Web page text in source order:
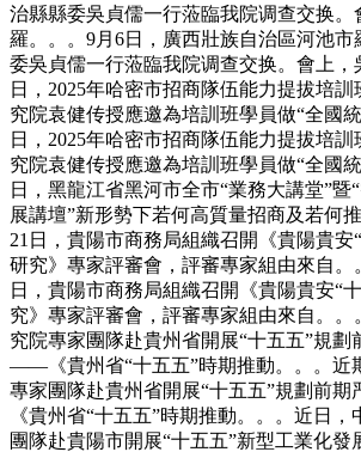
治縣縣委吳貞儒一行蒞臨我院调查交换。
羅。。。9月6日，廣西壯族自治區河池
委吳貞儒一行蒞臨我院调查交换。會上，
日，2025年哈密市招商隊伍能力提拔培
究院袁健传授應邀為培訓班學員做“全國
日，2025年哈密市招商隊伍能力提拔培
究院袁健传授應邀為培訓班學員做“全國
日，黑龍江省黑河市全市“業務大講堂”暨
展講壇”新形勢下若何高質量招商及若何
21日，貴陽市商務局組織召開《貴陽貴安
研究》專家評審會，評審專家組由來自。
日，貴陽市商務局組織召開《貴陽貴安“
究》專家評審會，評審專家組由來自。
究院專家團隊赴貴州省開展“十五五”規劃
——《貴州省“十五五”時期推動。。。近
專家團隊赴貴州省開展“十五五”規劃前
《貴州省“十五五”時期推動。。。近日
團隊赴貴陽市開展“十五五”新型工業化發